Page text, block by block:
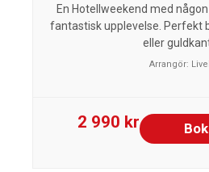
En Hotellweekend med
fantastisk upplevelse. Perfekt
eller
Arrangör:
2 990 kr